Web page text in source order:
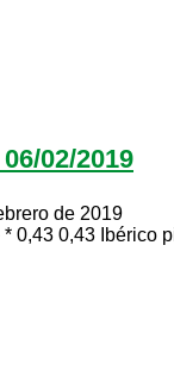
02/2019
de
0,43 0,43 Ibérico